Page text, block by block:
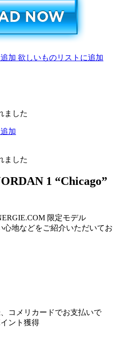
欲しいものリストに追加
ました
ました
1 “Chicago”
限定モデル
心地などをご紹介いただいてお
コメリカードでお支払いで
ント獲得